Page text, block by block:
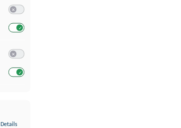
zu Analyse von Zielgruppen durch Statistiken oder Kombinationen von
zu Entwicklung und Verbesserung der Angebote
Details